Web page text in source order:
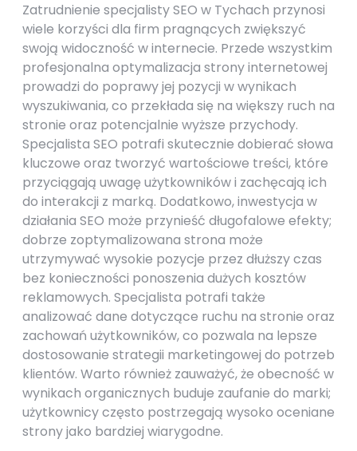
Zatrudnienie specjalisty SEO w Tychach przynosi
wiele korzyści dla firm pragnących zwiększyć
swoją widoczność w internecie. Przede wszystkim
profesjonalna optymalizacja strony internetowej
prowadzi do poprawy jej pozycji w wynikach
wyszukiwania, co przekłada się na większy ruch na
stronie oraz potencjalnie wyższe przychody.
Specjalista SEO potrafi skutecznie dobierać słowa
kluczowe oraz tworzyć wartościowe treści, które
przyciągają uwagę użytkowników i zachęcają ich
do interakcji z marką. Dodatkowo, inwestycja w
działania SEO może przynieść długofalowe efekty;
dobrze zoptymalizowana strona może
utrzymywać wysokie pozycje przez dłuższy czas
bez konieczności ponoszenia dużych kosztów
reklamowych. Specjalista potrafi także
analizować dane dotyczące ruchu na stronie oraz
zachowań użytkowników, co pozwala na lepsze
dostosowanie strategii marketingowej do potrzeb
klientów. Warto również zauważyć, że obecność w
wynikach organicznych buduje zaufanie do marki;
użytkownicy często postrzegają wysoko oceniane
strony jako bardziej wiarygodne.